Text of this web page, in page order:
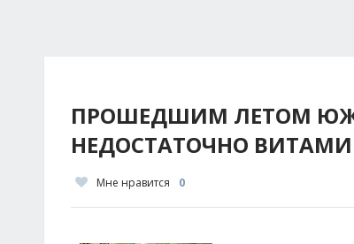
ПРОШЕДШИМ ЛЕТОМ
НЕДОСТАТОЧНО
Мне нравится 0